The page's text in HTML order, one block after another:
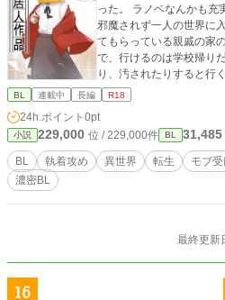
った。 ラノベなんかも充実している大きな図書館では誰にも
邪魔されず一人の世界に
てもらっている親戚の家
で、行けるのは学校帰り
り、汚されたりすると行
な時間だった。 そんな貴重な時間の中で、何度も読み込んだ
タイトルだったけど、そ
にも愛されず、頼れる親
た。環境が似てる……とい
ど全然現実とは違うけれ
悪役の存在にも支える人
BL 連載中 長編 R18
24h.ポイント 0pt
小説 229,000 位 / 229,000件 BL 31,485
BL 執着攻め 異世界 転生 モブ受
濃密BL
最終更新
16